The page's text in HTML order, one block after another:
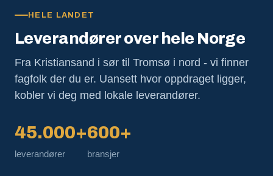
HELE LANDET
Leverandører over hele Norge
Fra Kristiansand i sør til Tromsø i nord - vi finner
fagfolk der du er. Uansett hvor oppdraget ligger,
kobler vi deg med lokale leverandører.
45.000+
leverandører
600+
bransjer